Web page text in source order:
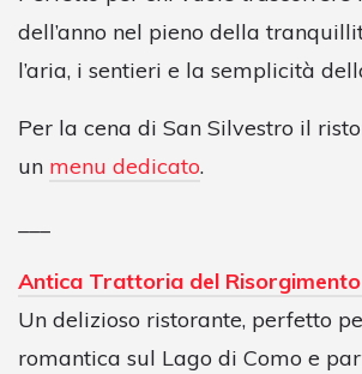
dell’anno nel pieno della
l’aria, i sentieri e la semplicità
Per la cena di San Silvestro il
un menu dedicato.
Antica Trattoria del
Un delizioso ristorante, perfetto
romantica sul Lago di Como e